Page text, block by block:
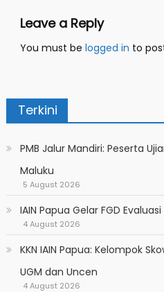
Leave a Reply
You must be logged in to
Terkini
PMB Jalur Mandiri: Peserta
Maluku
5 August 2026
IAIN Papua Gelar FGD Evaluasi
4 August 2026
KKN IAIN Papua: Kelompok
UGM dan Uncen
4 August 2026